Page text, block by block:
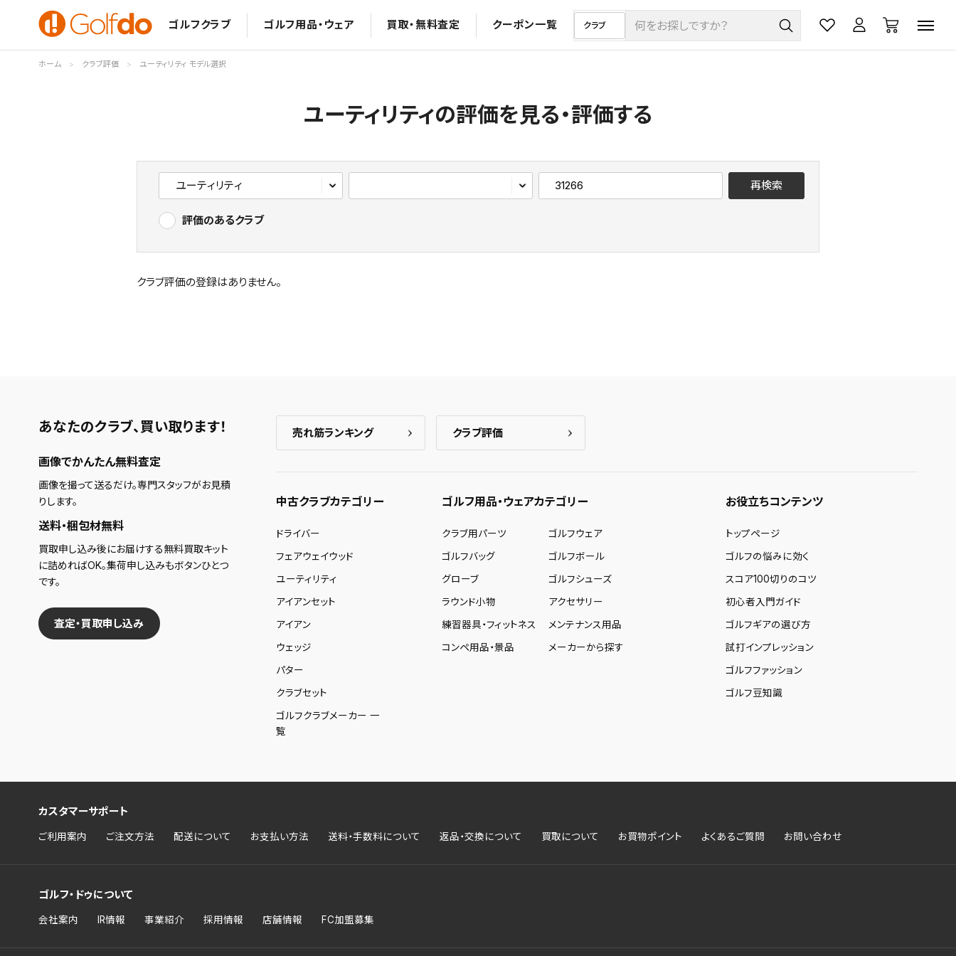
ゴルフクラブ ゴルフ用品・ウェア 買取・無料査定 クーポン一覧
ホーム クラブ評価 ユーティリティ モデル選択
ユーティリティの評価を見る・評価する
再検索
評価のあるクラブ
クラブ評価の登録はありません。
あなたのクラブ、 買い取ります！
画像でかんたん無料査定
画像を撮って送るだけ。専門スタッフがお見積
りします。
送料・梱包材無料
買取申し込み後にお届けする無料買取キット
に詰めればOK。集荷申し込みもボタンひとつ
です。
査定・買取申し込み
売れ筋ランキング クラブ評価
中古クラブカテゴリー
ドライバー
フェアウェイウッド
ユーティリティ
アイアンセット
アイアン
ウェッジ
パター
クラブセット
ゴルフクラブメーカー 一
覧
ゴルフ用品・ウェアカテゴリー
クラブ用パーツ
ゴルフウェア
ゴルフバッグ
ゴルフボール
グローブ
ゴルフシューズ
ラウンド小物
アクセサリー
練習器具・フィットネス
メンテナンス用品
コンペ用品・景品
メーカーから探す
お役立ちコンテンツ
トップページ
ゴルフの悩みに効く
スコア100切りのコツ
初心者入門ガイド
ゴルフギアの選び方
試打インプレッション
ゴルフファッション
ゴルフ豆知識
カスタマーサポート
ご利用案内 ご注文方法 配送について お支払い方法 送料・手数料について 返品・交換について 買取について お買物ポイント よくあるご質問 お問い合わせ
ゴルフ・ドゥについて
会社案内 IR情報 事業紹介 採用情報 店舗情報 FC加盟募集